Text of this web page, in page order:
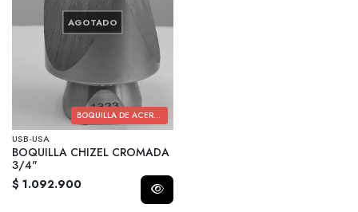
AGOTADO
BOQUILLA DE ACERO CROMADO
USB-USA
BOQUILLA CHIZEL CROMADA
3/4"
$ 1.092.900